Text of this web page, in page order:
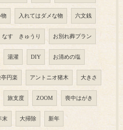
物 入れてはダメな物 六文銭
なす きゅうり お別れ葬プラン
湯灌 DIY お清めの塩
亭円楽 アントニオ猪木 大きさ
旅支度 ZOOM 喪中はがき
末 大掃除 新年